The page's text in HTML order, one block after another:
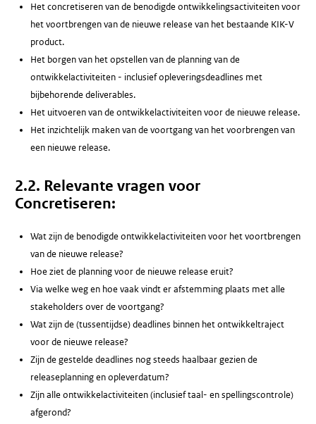
Het concretiseren van de benodigde ontwikkelingsactiviteiten voor
het voortbrengen van de nieuwe release van het bestaande KIK-V
product.
Het borgen van het opstellen van de planning van de
ontwikkelactiviteiten - inclusief opleveringsdeadlines met
bijbehorende deliverables.
Het uitvoeren van de ontwikkelactiviteiten voor de nieuwe release.
Het inzichtelijk maken van de voortgang van het voorbrengen van
een nieuwe release.
2.2. Relevante vragen voor
Concretiseren:
Wat zijn de benodigde ontwikkelactiviteiten voor het voortbrengen
van de nieuwe release?
Hoe ziet de planning voor de nieuwe release eruit?
Via welke weg en hoe vaak vindt er afstemming plaats met alle
stakeholders over de voortgang?
Wat zijn de (tussentijdse) deadlines binnen het ontwikkeltraject
voor de nieuwe release?
Zijn de gestelde deadlines nog steeds haalbaar gezien de
releaseplanning en opleverdatum?
Zijn alle ontwikkelactiviteiten (inclusief taal- en spellingscontrole)
afgerond?